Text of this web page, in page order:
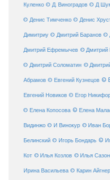
Куленко © Д. Виноградов © Д
© Денис Тимченко © Денис
Димитриу © Дмитрий Баранов ©
Дмитрий Ефремычев © Дмитрий
© Дмитрий Соломатин ©
Абрамов © Евгений Кузнецов ©
Евгений Новиков © Егор
© Елена Копосова © Елена
Видинжо © И Винокур © Иван
Белинский © Игорь Бондарь ©
Кот © Илья Козлов © Илья
Ирина Васильева © Карин Айгнер